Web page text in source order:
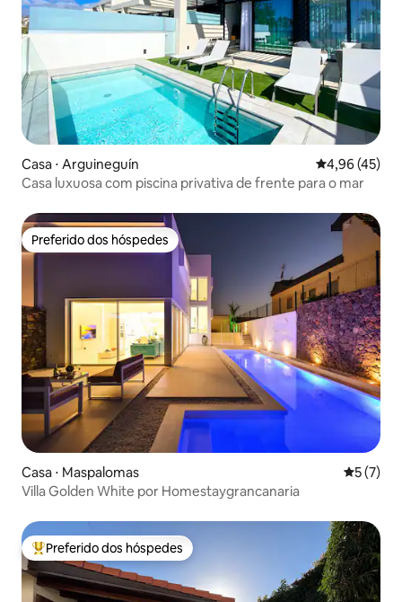
Casa ⋅ Arguineguín 4,96 de uma
4,96 (45)
Casa luxuosa com piscina privativa de frente para o mar
Preferido dos hóspedes
Preferido dos hóspedes
Casa ⋅ Maspalomas 5 de
5 (7)
Villa Golden White por Homestaygrancanaria
Entre os melhores preferidos dos hóspedes
Preferido dos hóspedes